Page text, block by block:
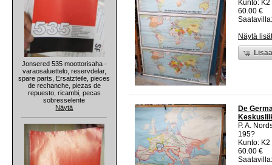
Jonsered 535 moottorisaha -
varaosaluettelo, reservdelar,
spare parts, Ersatzteile, pieces
de rechanche, piezas de
repuesto, ricambi, pecas
sobresselente
Näytä
Kunto:
60.00 €
Näytä
De
P. A.
195?
Kunto:
60.00 €